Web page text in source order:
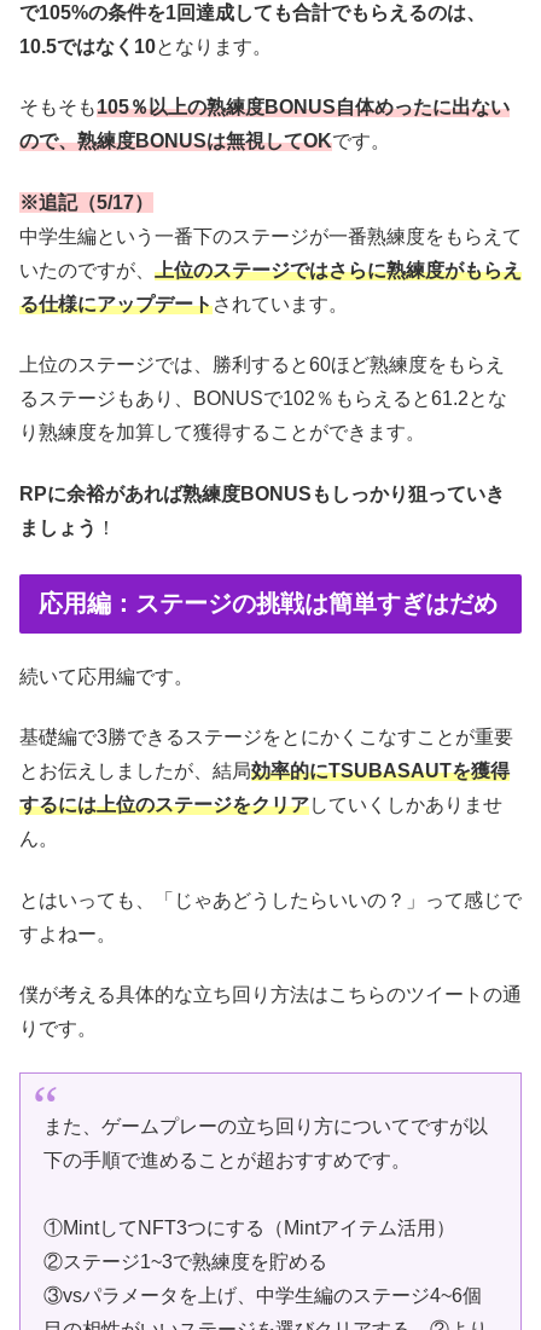
で105%の条件を1回達成しても合計でもらえるのは、
10.5ではなく10となります。
そもそも105％以上の熟練度BONUS自体めったに出ない
ので、熟練度BONUSは無視してOKです。
※追記（5/17）
中学生編という一番下のステージが一番熟練度をもらえて
いたのですが、 上位のステージではさらに熟練度がもらえ
る仕様にアップデートされています。
上位のステージでは、勝利すると60ほど熟練度をもらえ
るステージもあり、BONUSで102％もらえると61.2とな
り熟練度を加算して獲得することができます。
RPに余裕があれば熟練度BONUSもしっかり狙っていき
ましょう ！
応用編：ステージの挑戦は簡単すぎはだめ
続いて応用編です。
基礎編で3勝できるステージをとにかくこなすことが重要
とお伝えしましたが、結局効率的にTSUBASAUTを獲得
するには上位のステージをクリアしていくしかありませ
ん。
とはいっても、「じゃあどうしたらいいの？」って感じで
すよねー。
僕が考える具体的な立ち回り方法はこちらのツイートの通
りです。
また、ゲームプレーの立ち回り方についてですが以
下の手順で進めることが超おすすめです。
①MintしてNFT3つにする（Mintアイテム活用）
②ステージ1~3で熟練度を貯める
③vsパラメータを上げ、中学生編のステージ4~6個